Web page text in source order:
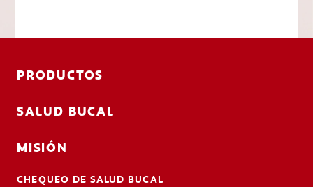
PRODUCTOS
SALUD BUCAL
MISIÓN
CHEQUEO DE SALUD BUCAL